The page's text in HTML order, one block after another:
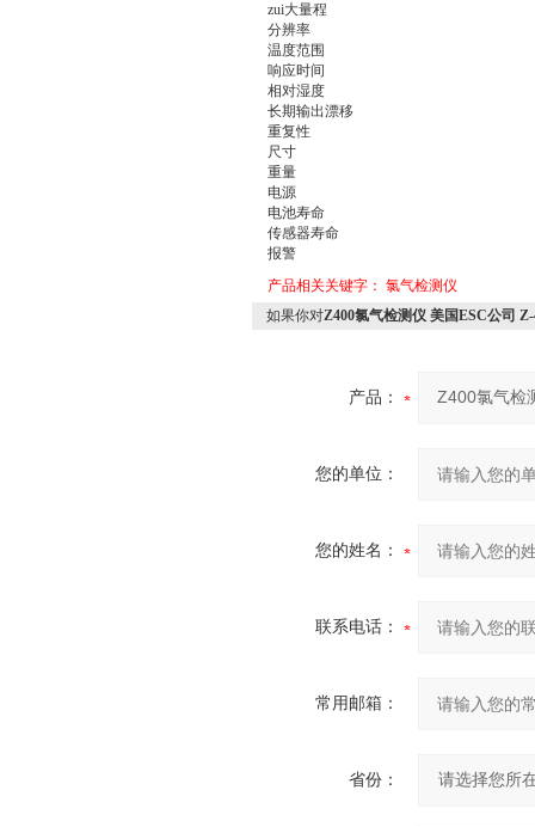
zui大量程
分辨率
温度范围
响应时间
相对湿度
长期输出漂移
重复性
尺寸
重量
电源
电池寿命
传感器寿命
报警
产品相关关键字： 氯气检测仪
如果你对Z400氯气检测仪 美国ESC公司
产品：
您的单位：
您的姓名：
联系电话：
常用邮箱：
省份：